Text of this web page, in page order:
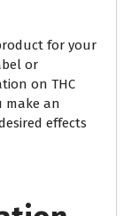
for your
or
on THC
make an
effects